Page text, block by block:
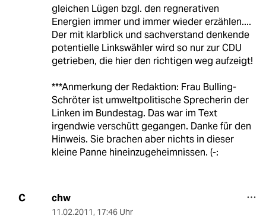
gleichen Lügen bzgl. den regnerativen
Energien immer und immer wieder erzählen....
Der mit klarblick und sachverstand denkende
potentielle Linkswähler wird so nur zur CDU
getrieben, die hier den richtigen weg aufzeigt!
***Anmerkung der Redaktion: Frau Bulling-
Schröter ist umweltpolitische Sprecherin der
Linken im Bundestag. Das war im Text
irgendwie verschütt gegangen. Danke für den
Hinweis. Sie brachen aber nichts in dieser
kleine Panne hineinzugeheimnissen. (-:
C chw
11.02.2011, 17:46 Uhr